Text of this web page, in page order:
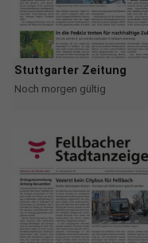
Stuttgarter Zeitung
Noch morgen gültig